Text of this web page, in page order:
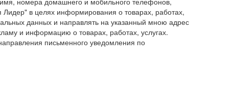
в целях информирования о товарах, работах,
данных и направлять на указанный мною адрес
и информацию о товарах, работах, услугах.
письменного уведомления по